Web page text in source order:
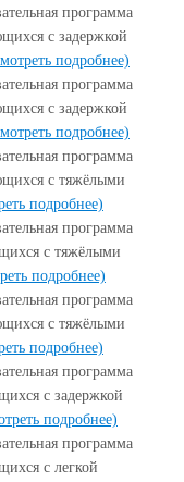
программа
с задержкой
подробнее)
программа
с задержкой
подробнее)
программа
с тяжёлыми
подробнее)
программа
с тяжёлыми
подробнее)
программа
с тяжёлыми
подробнее)
программа
с задержкой
подробнее)
программа
с легкой